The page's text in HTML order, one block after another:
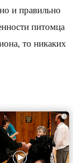
и правильно
питомца
то никаких
i